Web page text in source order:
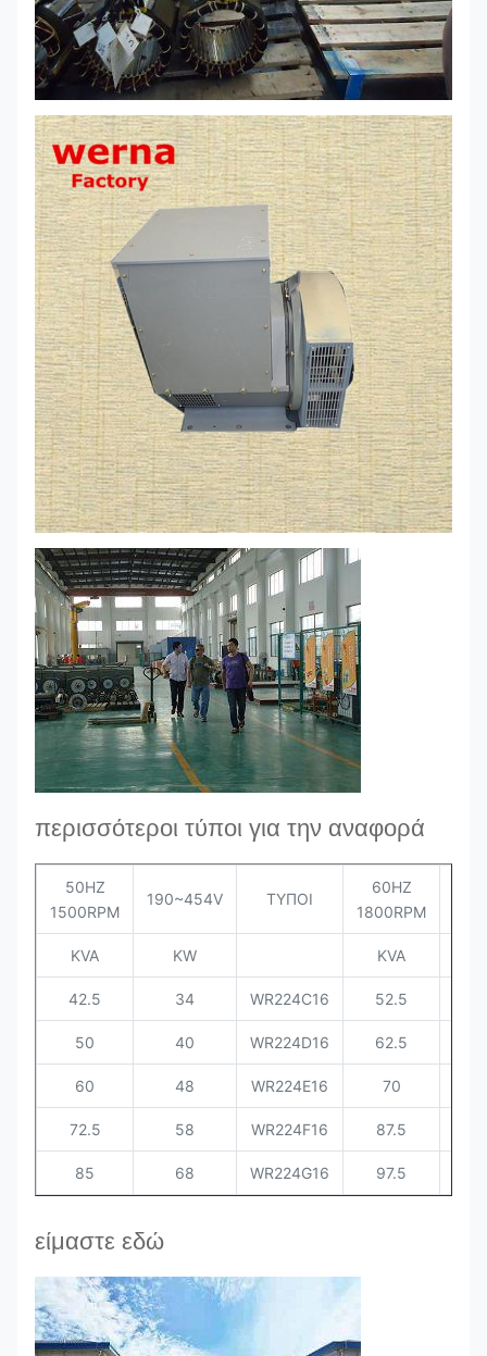
περισσότεροι τύποι για την αναφορά
50HZ
1500RPM
190~454V ΤΥΠΟΙ
60HZ
1800RPM
KVA KW KVA
42.5 34 WR224C16 52.5
50 40 WR224D16 62.5
60 48 WR224E16 70
72.5 58 WR224F16 87.5
85 68 WR224G16 97.5
είμαστε εδώ